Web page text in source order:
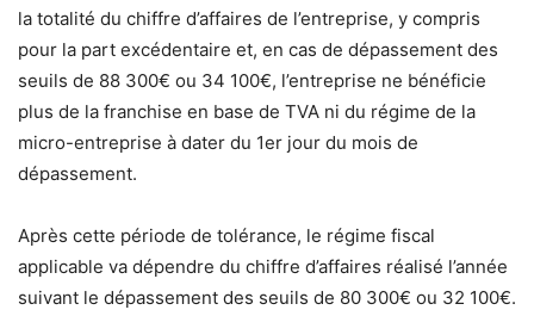
la totalité du chiffre d’affaires de l’entreprise, y compris
pour la part excédentaire et, en cas de dépassement des
seuils de 88 300€ ou 34 100€, l’entreprise ne bénéficie
plus de la franchise en base de TVA ni du régime de la
micro-entreprise à dater du 1er jour du mois de
dépassement.
Après cette période de tolérance, le régime fiscal
applicable va dépendre du chiffre d’affaires réalisé l’année
suivant le dépassement des seuils de 80 300€ ou 32 100€.